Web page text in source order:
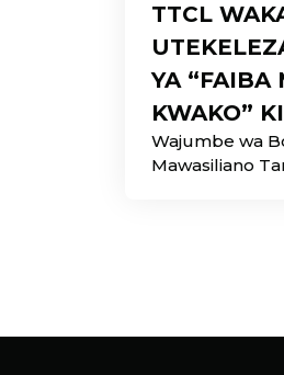
TTCL
YA “FAIBA
KWAKO”
Wajumbe wa
Mawasiliano